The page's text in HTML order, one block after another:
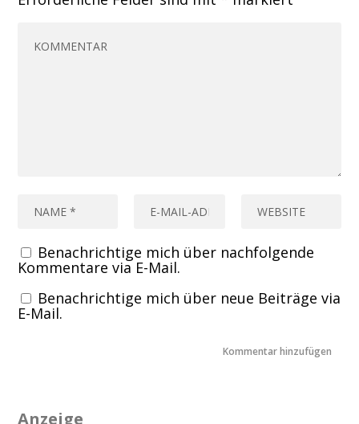
Benachrichtige mich über nachfolgende
Kommentare via E-Mail.
Benachrichtige mich über neue Beiträge via
E-Mail.
Anzeige